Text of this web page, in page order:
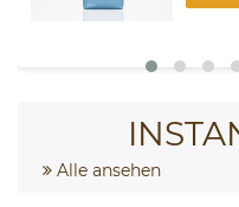
Alle ansehen